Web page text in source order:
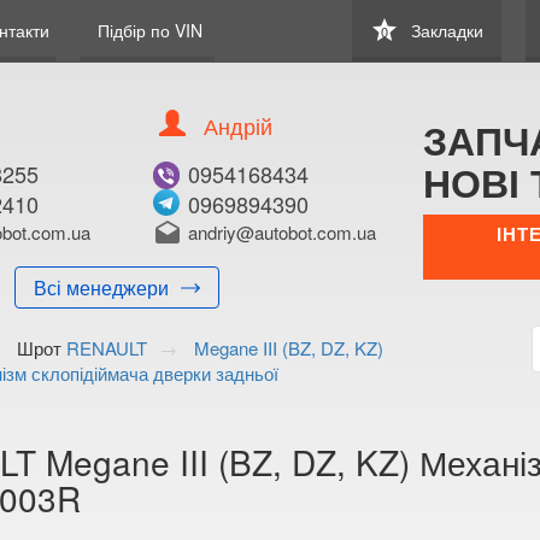
Підбір по VIN star
0 Закладки
Всі менеджери
Андрій
0954168434
0969894390
drafts andriy@autobot.com.ua
НОВІ
Шрот RENAULT
Megane III (BZ, DZ, KZ)
склопідіймача дверки задньої
Megane III (BZ, DZ, KZ)
В ЗАКЛАДКИ КУПИТИ
Менеджер:
+38 (095) 416-
+38 (096) 989-